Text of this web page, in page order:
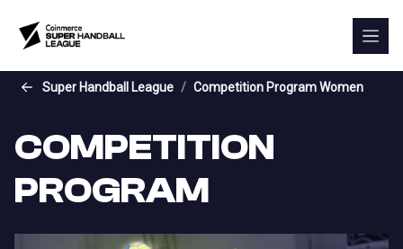
Super Handball League Competition Program Women
COMPETITION
PROGRAM